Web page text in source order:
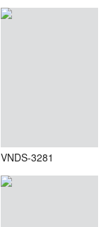
VNDS-3281